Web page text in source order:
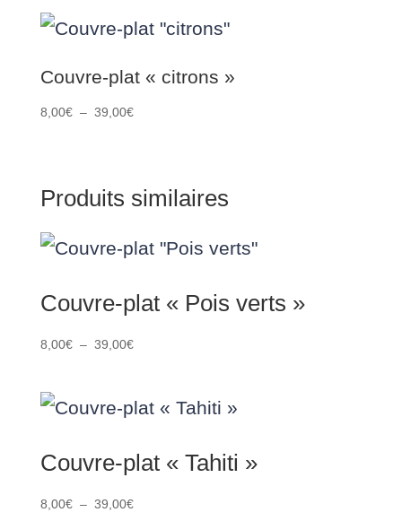
Couvre-plat « citrons »
8,00€ – 39,00€Plage
à
Produits similaires
Couvre-plat « Pois verts »
8,00€ – 39,00€Plage
8,00€
Couvre-plat « Tahiti »
8,00€ – 39,00€Plage